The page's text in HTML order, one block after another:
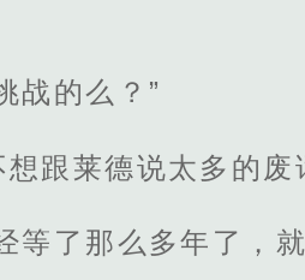
战的么？”
想跟莱德说太多的废
等了那么多年了，